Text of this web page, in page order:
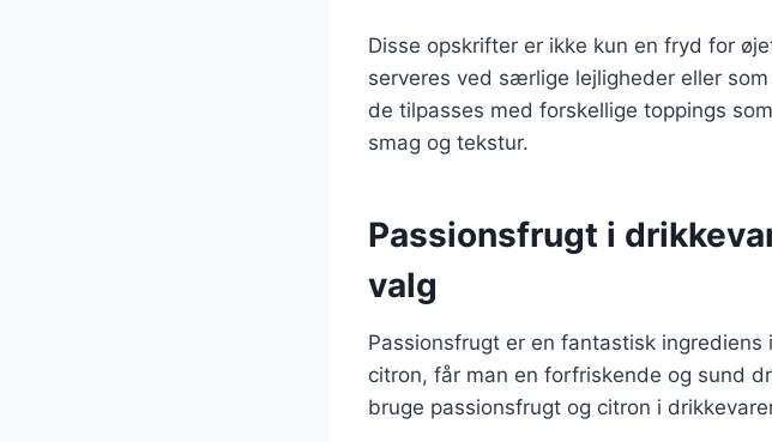
Disse opskrifter er ikke kun en fryd for
serveres ved særlige lejligheder eller
de tilpasses med forskellige toppings
smag og tekstur.
Passionsfrugt i
valg
Passionsfrugt er en fantastisk
citron, får man en forfriskende og sund
bruge passionsfrugt og citron i